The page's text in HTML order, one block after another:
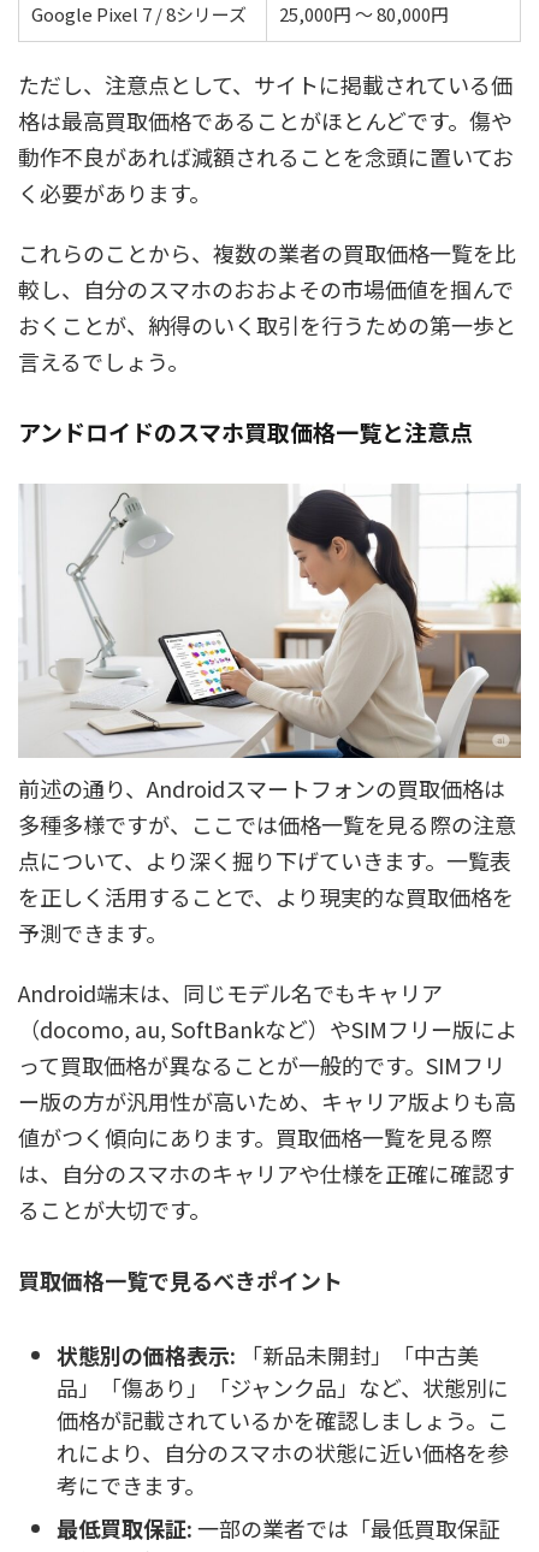
Google Pixel 7 / 8シリーズ 25,000円 ～ 80,000円
ただし、注意点として、サイトに掲載されている価
格は最高買取価格であることがほとんどです。傷や
動作不良があれば減額されることを念頭に置いてお
く必要があります。
これらのことから、複数の業者の買取価格一覧を比
較し、自分のスマホのおおよその市場価値を掴んで
おくことが、納得のいく取引を行うための第一歩と
言えるでしょう。
アンドロイドのスマホ買取価格一覧と注意点
前述の通り、Androidスマートフォンの買取価格は
多種多様ですが、ここでは価格一覧を見る際の注意
点について、より深く掘り下げていきます。一覧表
を正しく活用することで、より現実的な買取価格を
予測できます。
Android端末は、同じモデル名でもキャリア
（docomo, au, SoftBankなど）やSIMフリー版によ
って買取価格が異なることが一般的です。SIMフリ
ー版の方が汎用性が高いため、キャリア版よりも高
値がつく傾向にあります。買取価格一覧を見る際
は、自分のスマホのキャリアや仕様を正確に確認す
ることが大切です。
買取価格一覧で見るべきポイント
状態別の価格表示: 「新品未開封」「中古美
品」「傷あり」「ジャンク品」など、状態別に
価格が記載されているかを確認しましょう。こ
れにより、自分のスマホの状態に近い価格を参
考にできます。
最低買取保証:一部の業者では「最低買取保証